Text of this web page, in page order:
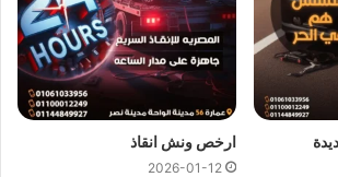
معقول و خدمةانقاذ السياراتعلي طريق
فريق من السائقين الوناشين الخبرة
انقاذ سيارات
على الطريق و تقديم جميع
ارخص ونش انقاذ
2026-01-12